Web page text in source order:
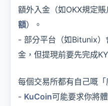
額外入金（如OKX規定
額）。
- 部分平台（如Bitunix）
金，但提現前要先完成
每個交易所都有自己嘅「
- KuCoin可能要求你將